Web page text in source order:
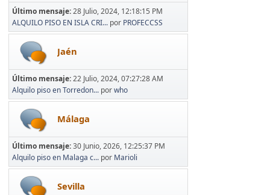
Último mensaje:28 Julio, 2024, 12:18:15 PM
ALQUILO PISO EN ISLA CRI... por PROFECCSS
Jaén
Último mensaje:22 Julio, 2024, 07:27:28 AM
Alquilo piso en Torredon... porwho
Málaga
Último mensaje:30 Junio, 2026, 12:25:37 PM
Alquilo piso en Malaga c... por Marioli
Sevilla